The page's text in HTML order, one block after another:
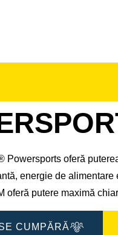
Powersports oferă
energie de
oferă putere maximă
CUMPĂRĂ